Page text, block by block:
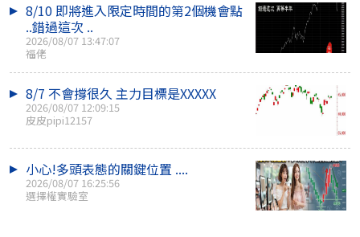
8/10 即將進入限定時間的第2個機會點
..錯過這次 ..
2026/08/07 13:47:07
福佬
8/7 不會撐很久 主力目標是XXXXX
2026/08/07 12:09:15
皮皮pipi12157
小心!多頭表態的關鍵位置 ....
2026/08/07 16:25:56
選擇權實驗室